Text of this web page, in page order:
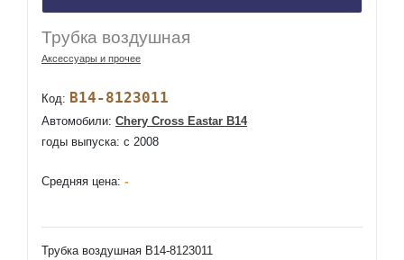
Трубка воздушная
Аксессуары и прочее
Код: B14-8123011
Автомобили: Chery Cross Eastar B14
годы выпуска: c 2008
Средняя цена: -
Трубка воздушная B14-8123011